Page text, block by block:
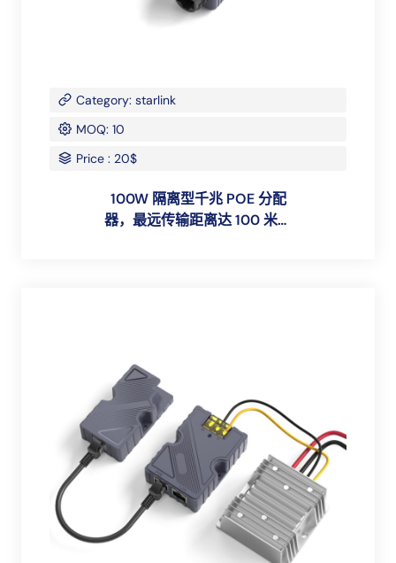
Category: starlink
MOQ: 10
Price : 20$
100W 隔离型千兆 POE 分配
器，最远传输距离达 100 米，